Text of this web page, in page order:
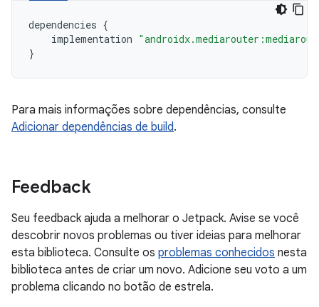
dependencies {
implementation
}
Para mais informações sobre dependências, consulte
Adicionar dependências de build.
Feedback
Seu feedback ajuda a melhorar o Jetpack. Avise se você
descobrir novos problemas ou tiver ideias para melhorar
esta biblioteca. Consulte os problemas conhecidos nesta
biblioteca antes de criar um novo. Adicione seu voto a um
problema clicando no botão de estrela.